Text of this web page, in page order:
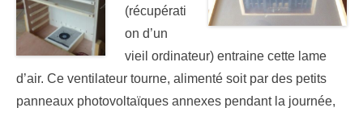
(récupérati
on d’un
vieil ordinateur) entraine cette lame
d’air. Ce ventilateur tourne, alimenté soit par des petits
panneaux photovoltaïques annexes pendant la journée,